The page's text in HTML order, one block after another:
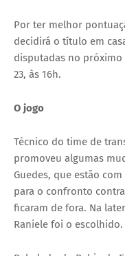
Por ter melhor
decidirá o título em
disputadas no
23, às 16h.
O jogo
Técnico do time de
promoveu algumas
Guedes, que estão
para o confronto
ficaram de fora. Na
Raniele foi o escolhido.